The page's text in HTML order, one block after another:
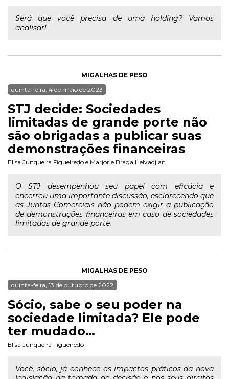
Será que você precisa de uma holding? Vamos
analisar!
MIGALHAS DE PESO
quinta-feira, 4 de maio de 2023
STJ decide: Sociedades
limitadas de grande porte não
são obrigadas a publicar suas
demonstrações financeiras
Elisa Junqueira Figueiredo e Marjorie Braga Helvadjian
O STJ desempenhou seu papel com eficácia e
encerrou uma importante discussão, esclarecendo que
as Juntas Comerciais não podem exigir a publicação
de demonstrações financeiras em caso de sociedades
limitadas de grande porte.
MIGALHAS DE PESO
quinta-feira, 13 de outubro de 2022
Sócio, sabe o seu poder na
sociedade limitada? Ele pode
ter mudado…
Elisa Junqueira Figueiredo
Você, sócio, já conhece os impactos práticos da nova